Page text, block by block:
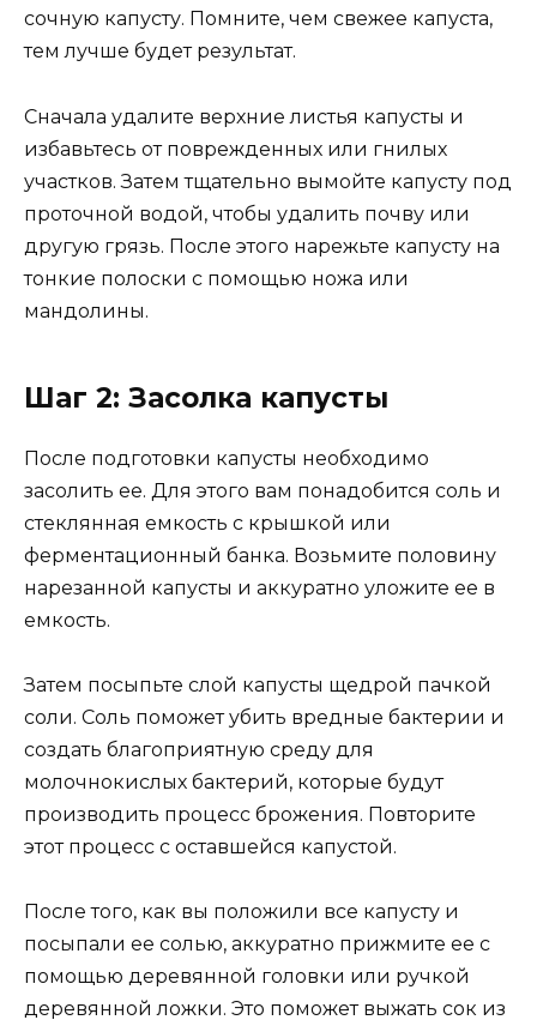
сочную капусту. Помните, чем свежее капуста,
тем лучше будет результат.
Сначала удалите верхние листья капусты и
избавьтесь от поврежденных или гнилых
участков. Затем тщательно вымойте капусту под
проточной водой, чтобы удалить почву или
другую грязь. После этого нарежьте капусту на
тонкие полоски с помощью ножа или
мандолины.
Шаг 2: Засолка капусты
После подготовки капусты необходимо
засолить ее. Для этого вам понадобится соль и
стеклянная емкость с крышкой или
ферментационный банка. Возьмите половину
нарезанной капусты и аккуратно уложите ее в
емкость.
Затем посыпьте слой капусты щедрой пачкой
соли. Соль поможет убить вредные бактерии и
создать благоприятную среду для
молочнокислых бактерий, которые будут
производить процесс брожения. Повторите
этот процесс с оставшейся капустой.
После того, как вы положили все капусту и
посыпали ее солью, аккуратно прижмите ее с
помощью деревянной головки или ручкой
деревянной ложки. Это поможет выжать сок из